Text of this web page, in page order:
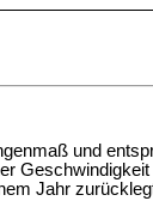
und
Jahr